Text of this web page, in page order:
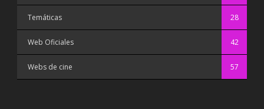
Temáticas 28
Web Oficiales 42
Webs de cine 57